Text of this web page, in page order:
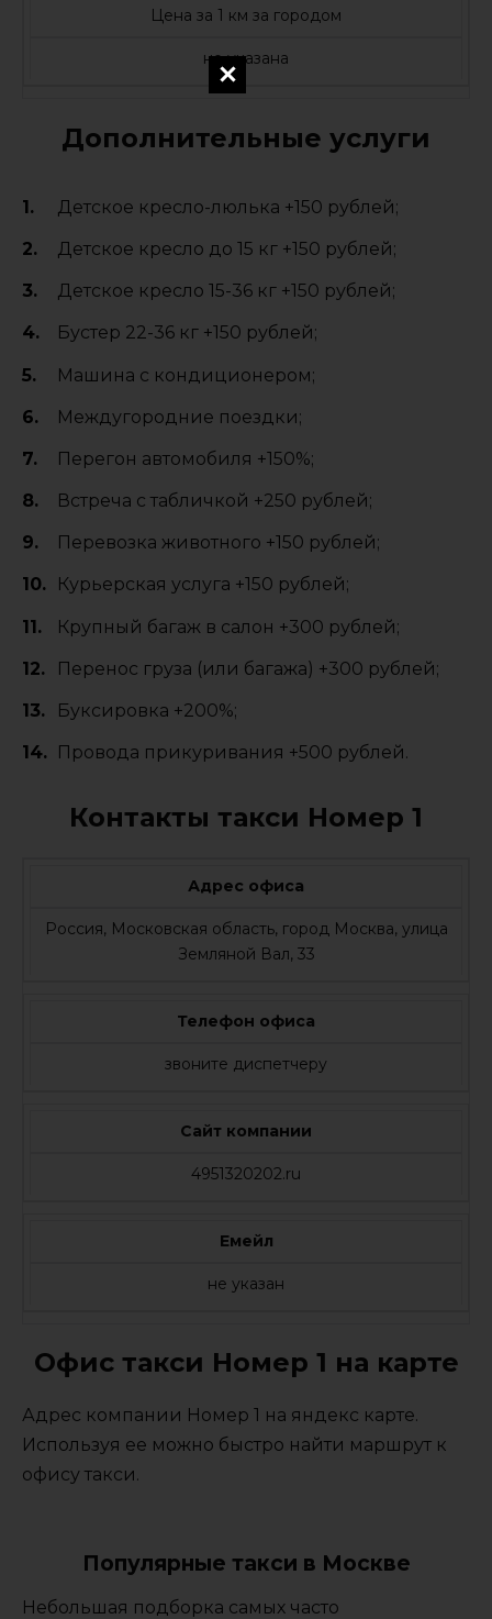
Цена за 1 км за городом
не указана
Дополнительные услуги
Детское кресло-люлька +150 рублей;
Детское кресло до 15 кг +150 рублей;
Детское кресло 15-36 кг +150 рублей;
Бустер 22-36 кг +150 рублей;
Машина с кондиционером;
Междугородние поездки;
Перегон автомобиля +150%;
Встреча с табличкой +250 рублей;
Перевозка животного +150 рублей;
Курьерская услуга +150 рублей;
Крупный багаж в салон +300 рублей;
Перенос груза (или багажа) +300 рублей;
Буксировка +200%;
Провода прикуривания +500 рублей.
Контакты такси Номер 1
Адрес офиса
Россия, Московская область, город Москва, улица
Земляной Вал, 33
Телефон офиса
звоните диспетчеру
Сайт компании
4951320202.ru
Емейл
не указан
Офис такси Номер 1 на карте
Адрес компании Номер 1 на яндекс карте.
Используя ее можно быстро найти маршрут к
офису такси.
Популярные такси в Москве
Небольшая подборка самых часто